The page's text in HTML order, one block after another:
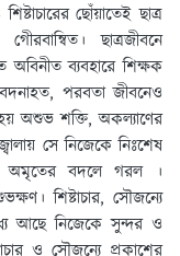
ছোঁয়াতেই ছাত্র
ছাত্রজীবনে
ব্যবহারে শিক্ষক
পরবতা জীবনেও
অশুভ শক্তি, অকল্যাণের
সে নিজেকে নিঃশেষ
অমৃতের বদলে গরল ।
শিষ্টাচার, সৌজন্যে
আছে নিজেকে সুন্দর ও
ও সৌজন্যে প্রকাশের